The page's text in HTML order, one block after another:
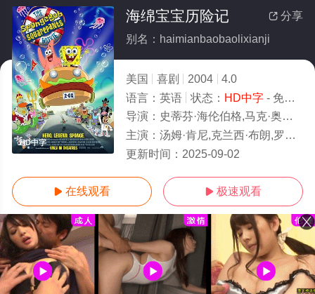
HD中字
 分享
海绵宝宝历险记
别名：haimianbaobaolixianji
美国 喜剧 2004
4.0
语言： 英语 状态： HD中字- 免费在线观看
导演： 史蒂芬·海伦伯格,马克·奥斯本
主演： 汤姆·肯尼,克兰西·布朗,罗德格尔·邦帕斯,比尔·法格巴克,劳伦斯先生,吉尔·塔利,卡罗琳·劳伦斯,玛丽·乔·卡
更新时间： 2025-09-02
 在线观看  极速观看